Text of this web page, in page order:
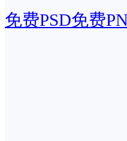
免费PSD免费